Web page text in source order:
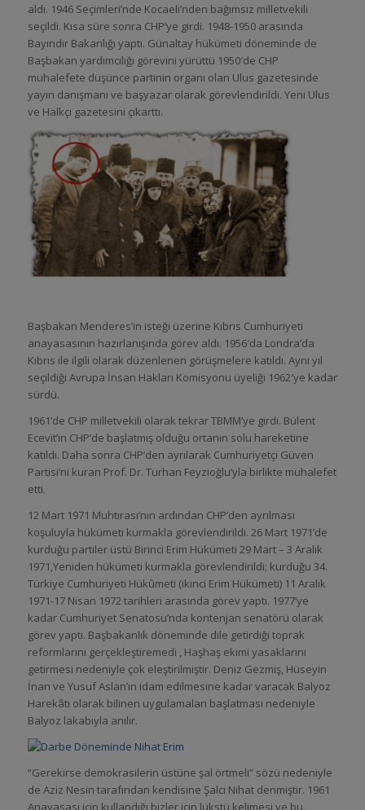
aldı. 1946 Seçimleri’nde Kocaeli’nden bağımsız milletvekili
seçildi. Kısa süre sonra CHP’ye girdi. 1948-1950 arasında
Bayındır Bakanlığı yaptı. Günaltay hükümeti döneminde de
Başbakan yardımcılığı görevini yürüttü 1950′de CHP
muhalefete düşünce partinin organı olan Ulus gazetesinde
yayın danışmanı ve başyazar olarak görevlendirildi. Yeni Ulus
ve Halkçı gazetesini çıkarttı.
Başbakan Menderes’in isteği üzerine Kıbrıs Cumhuriyeti
anayasasının hazırlanışında görev aldı. 1956′da Londra’da
Kıbrıs ile ilgili olarak düzenlenen görüşmelere katıldı. Aynı yıl
seçildiği Avrupa İnsan Hakları Komisyonu üyeliği 1962′ye kadar
sürdü.
1961’de CHP milletvekili olarak tekrar TBMM’ye girdi. Bülent
Ecevit’in CHP’de başlatmış olduğu ortanın solu hareketine
katıldı. Daha sonra CHP’den ayrılarak Cumhuriyetçi Güven
Partisi’ni kuran Prof. Dr. Turhan Feyzioğlu‘yla birlikte muhalefet
etti.
12 Mart 1971 Muhtırası’nın ardından CHP’den ayrılması
koşuluyla hükümeti kurmakla görevlendirildi. 26 Mart 1971’de
kurduğu partiler üstü Birinci Erim Hükümeti 29 Mart – 3 Aralık
1971,Yeniden hükümeti kurmakla görevlendirildi; kurduğu 34.
Türkiye Cumhuriyeti Hükûmeti (ikinci Erim Hükümeti) 11 Aralık
1971-17 Nisan 1972 tarihleri arasında görev yaptı. 1977’ye
kadar Cumhuriyet Senatosu’nda kontenjan senatörü olarak
görev yaptı. Başbakanlık döneminde dile getirdiği toprak
reformlarını gerçekleştiremedi , Haşhaş ekimi yasaklarını
getirmesi nedeniyle çok eleştirilmiştir. Deniz Gezmiş, Hüseyin
İnan ve Yusuf Aslan’ın idam edilmesine kadar varacak Balyoz
Harekâtı olarak bilinen uygulamaları başlatması nedeniyle
Balyoz lakabıyla anılır.
“Gerekirse demokrasilerin üstüne şal örtmeli” sözü nedeniyle
de Aziz Nesin tarafından kendisine Şalcı Nihat denmiştir. 1961
Anayasası için kullandığı bizler için lükstü kelimesi ve bu